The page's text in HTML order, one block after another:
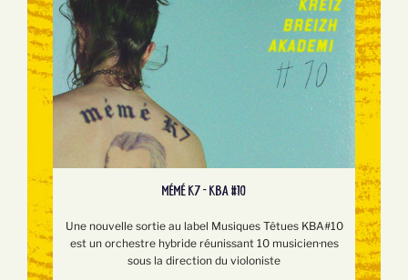
MÉMÉ K7 - KBA #10
Une nouvelle sortie au label Musiques Têtues KBA#10
est un orchestre hybride réunissant 10 musicien·nes
sous la direction du violoniste